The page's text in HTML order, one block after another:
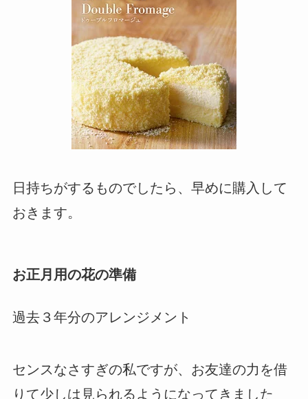
日持ちがするものでしたら、早めに購入して
おきます。
お正月用の花の準備
過去３年分のアレンジメント
センスなさすぎの私ですが、お友達の力を借
りて少しは見られるようになってきました